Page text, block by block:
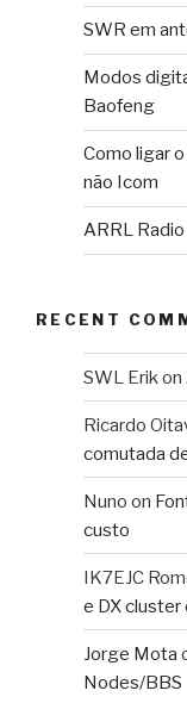
SWR em
Modos
Baofeng
Como ligar
não Icom
ARRL
RECENT
SWL Erik on
Ricardo
comutada
Nuno on
custo
IK7EJC
e DX cluster
Jorge Mota
Nodes/BBS